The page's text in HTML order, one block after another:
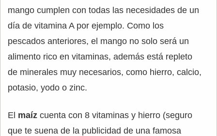
mango cumplen con todas las necesidades de un
día de vitamina A por ejemplo. Como los
pescados anteriores, el mango no solo será un
alimento rico en vitaminas, además está repleto
de minerales muy necesarios, como hierro, calcio,
potasio, yodo o zinc.
El maíz cuenta con 8 vitaminas y hierro (seguro
que te suena de la publicidad de una famosa